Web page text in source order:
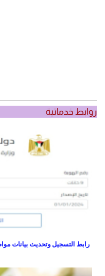
روابط خدماتية
رابط التسجيل وتحديث بيانات